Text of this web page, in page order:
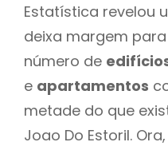
Estatística revelou
deixa margem
número de
e apartamentos
metade do que
Joao Do Estoril.